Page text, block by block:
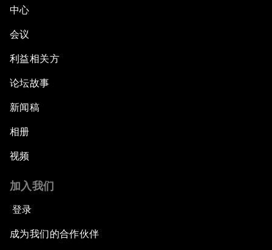
中心
会议
利益相关方
论坛故事
新闻稿
相册
视频
加入我们
登录
成为我们的合作伙伴